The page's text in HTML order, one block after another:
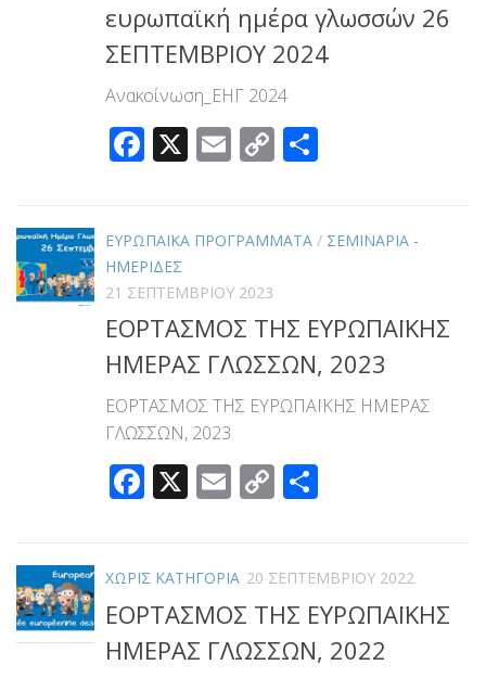
ευρωπαϊκή ημέρα γλωσσών 26
ΣΕΠΤΕΜΒΡΙΟΥ 2024
Ανακοίνωση_ΕΗΓ 2024
Facebook
X Email
Copy
ΕΥΡΩΠΑΪΚΑ ΠΡΟΓΡΑΜΜΑΤΑ / ΣΕΜΙΝΑΡΙΑ -
ΗΜΕΡΙΔΕΣ
21 ΣΕΠΤΕΜΒΡΊΟΥ 2023
ΕΟΡΤΑΣΜΟΣ ΤΗΣ ΕΥΡΩΠΑΪΚΗΣ
ΗΜΕΡΑΣ ΓΛΩΣΣΩΝ, 2023
ΕΟΡΤΑΣΜΟΣ ΤΗΣ ΕΥΡΩΠΑΪΚΗΣ ΗΜΕΡΑΣ
ΓΛΩΣΣΩΝ, 2023
Facebook
X Email
Copy
ΧΩΡΊΣ ΚΑΤΗΓΟΡΊΑ 20 ΣΕΠΤΕΜΒΡΊΟΥ 2022
ΕΟΡΤΑΣΜΟΣ ΤΗΣ ΕΥΡΩΠΑΪΚΗΣ
ΗΜΕΡΑΣ ΓΛΩΣΣΩΝ, 2022